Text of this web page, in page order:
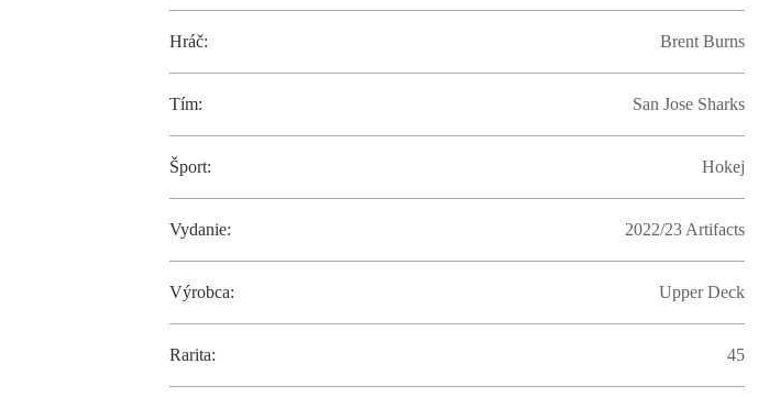
Hráč: Brent Burns
Tím: San Jose Sharks
Šport: Hokej
Vydanie: 2022/23 Artifacts
Výrobca: Upper Deck
Rarita: 45